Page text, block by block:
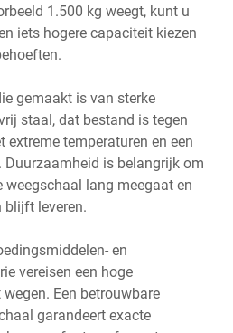
1.500 kg weegt, kunt u
iets hogere capaciteit kiezen
gemaakt is van sterke
staal, dat bestand is tegen
extreme temperaturen en een
is belangrijk om
weegschaal lang meegaat en
blijft leveren.
en
vereisen een hoge
Een betrouwbare
garandeert exacte